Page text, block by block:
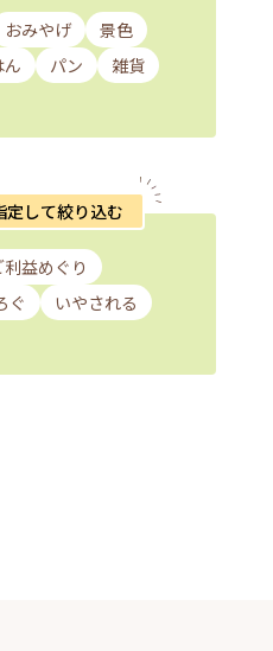
おみやげ
景色
ん パン
雑貨
定して絞り込む
利益めぐり
ぐ
いやされる